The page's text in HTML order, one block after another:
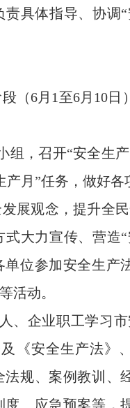
具体指导、协调
6月1至6月10日
，召开“安全生产
产月”任务，做好各
观念，提升全民
大力宣传、营造
位参加安全生产
活动。
企业职工学习市
《安全生产法》
规、案例教训、
、应急预案等，